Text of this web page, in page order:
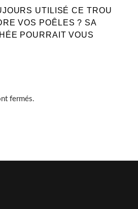
UTILISÉ CE TROU
VOS POÊLES ? SA
POURRAIT VOUS
fermés.